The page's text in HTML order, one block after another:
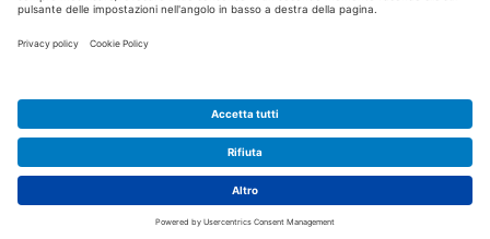
SHOPPING